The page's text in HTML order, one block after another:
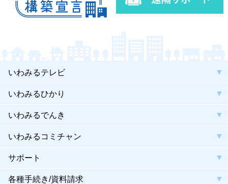
いわみるテレビ
いわみるひかり
いわみるでんき
いわみるコミチャン
サポート
各種手続き/資料請求